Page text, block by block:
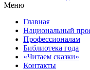
Меню
Главная
Национальный
Профессионалам
Библиотека года
«Читаем сказки»
Контакты